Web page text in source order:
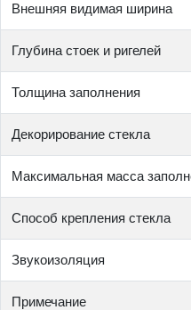
Внешняя видимая ширина
Глубина стоек и ригелей
Толщина заполнения
Декорирование стекла
Максимальная масса
Способ крепления стекла
Звукоизоляция
Примечание